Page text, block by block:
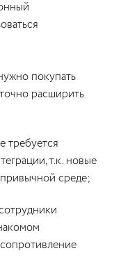
покупать
расширить
требуется
т.к. новые
среде;